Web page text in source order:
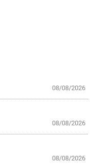
08/08/2026
08/08/2026
08/08/2026